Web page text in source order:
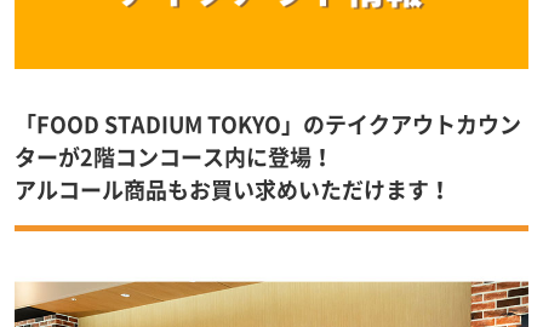
「FOOD STADIUM TOKYO」のテイクアウトカウン
ターが2階コンコース内に登場！
アルコール商品もお買い求めいただけます！